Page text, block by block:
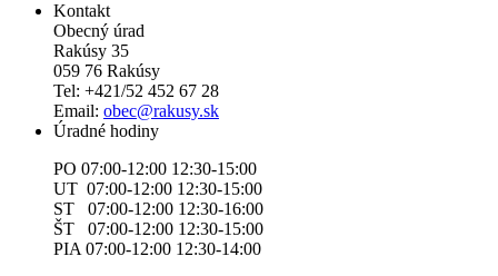
Kontakt
Obecný úrad
Rakúsy 35
059 76 Rakúsy
Tel: +421/52 452 67 28
Email: obec@rakusy.sk
Úradné hodiny
PO 07:00-12:00 12:30-15:00
UT 07:00-12:00 12:30-15:00
ST 07:00-12:00 12:30-16:00
ŠT 07:00-12:00 12:30-15:00
PIA 07:00-12:00 12:30-14:00